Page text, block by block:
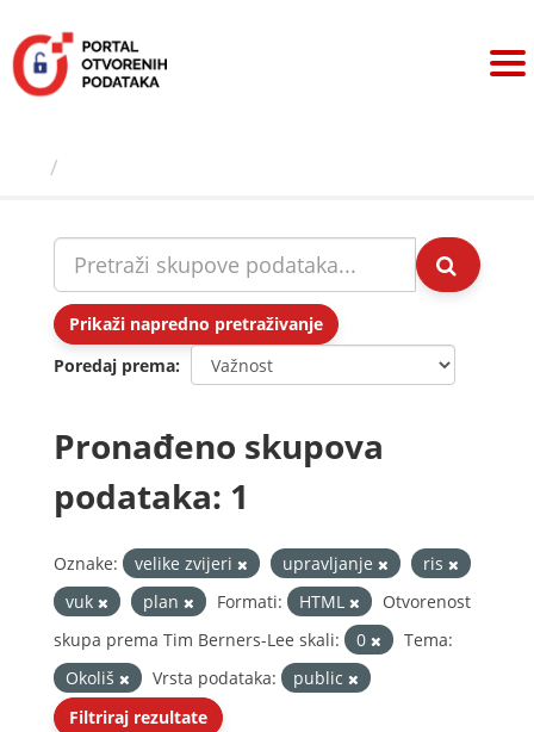
sadržaj
Prikaži napredno pretraživanje
Poredaj prema
Pronađeno skupova
podataka: 1
Oznake: velike zvijeri upravljanje
ris
vuk
plan Formati: HTML
Otvorenost
skupa prema Tim Berners-Lee skali:
0
Tema:
Okoliš
Vrsta podataka:
public
Filtriraj rezultate